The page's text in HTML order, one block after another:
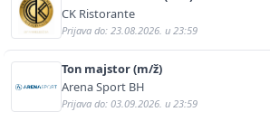
CK Ristorante
Prijava do: 23.08.2026. u 23:59
Ton majstor (m/ž)
Arena Sport BH
Prijava do: 03.09.2026. u 23:59